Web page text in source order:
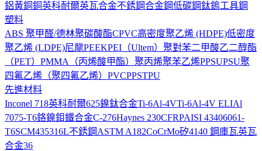
鋁黃銅銅英科耐爾英瓦合金不銹鋼合金鋼低碳鋼鈦鎢工具鋼
塑料
ABS 聚甲醛/德林聚碳酸酯CPVC高密度聚乙烯 (HDPE)低密度
聚乙烯 (LDPE)尼龍PEEKPEI（Ultem） 聚對苯二甲酸乙二醇酯
（PET） PMMA（丙烯酸甲酯） 聚丙烯聚苯乙烯PPSUPSU聚
四氟乙烯（聚四氟乙烯） PVCPPSTPU
先進材料
Inconel 718英科耐爾625鎳鈦合金Ti-6Al-4VTi-6Al-4V ELIAl
7075-T6鉻鎳鉬鐵合金C-276Haynes 230CFRPAISI 43406061-
T6SCM435316L不銹鋼ASTM A182CoCrMo矽4140 鋼庫瓦英瓦
合金36